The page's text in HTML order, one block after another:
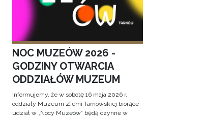
NOC MUZEÓW 2026 -
GODZINY OTWARCIA
ODDZIAŁÓW MUZEUM
Informujemy, że w sobotę 16 maja 2026 r.
oddziały Muzeum Ziemi Tarnowskiej biorące
udział w „Nocy Muzeów” będą czynne w